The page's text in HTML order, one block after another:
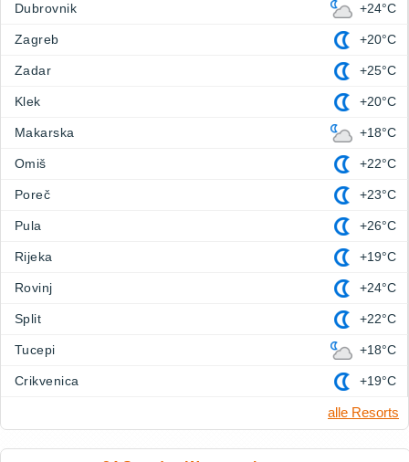
Dubrovnik +24°C
Zagreb +20°C
Zadar +25°C
Klek +20°C
Makarska +18°C
Omiš +22°C
Poreč +23°C
Pula +26°C
Rijeka +19°C
Rovinj +24°C
Split +22°C
Tucepi +18°C
Crikvenica +19°C
alle Resorts